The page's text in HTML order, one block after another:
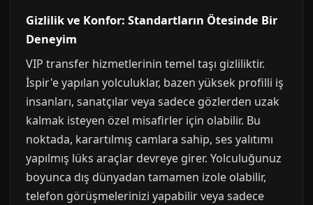
Gizlilik ve Konfor: Standartların Ötesinde Bir
Deneyim
VIP transfer hizmetlerinin temel taşı gizliliktir.
İspir'e yapılan yolculuklar, bazen yüksek profilli iş
insanları, sanatçılar veya sadece gözlerden uzak
kalmak isteyen özel misafirler için olabilir. Bu
noktada, karartılmış camlara sahip, ses yalıtımı
yapılmış lüks araçlar devreye girer. Yolculuğunuz
boyunca dış dünyadan tamamen izole olabilir,
telefon görüşmelerinizi yapabilir veya sadece